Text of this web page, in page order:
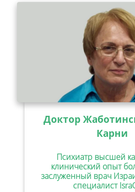
Доктор
Карни
Психиатр высшей
клинический опыт
заслуженный врач
специалист